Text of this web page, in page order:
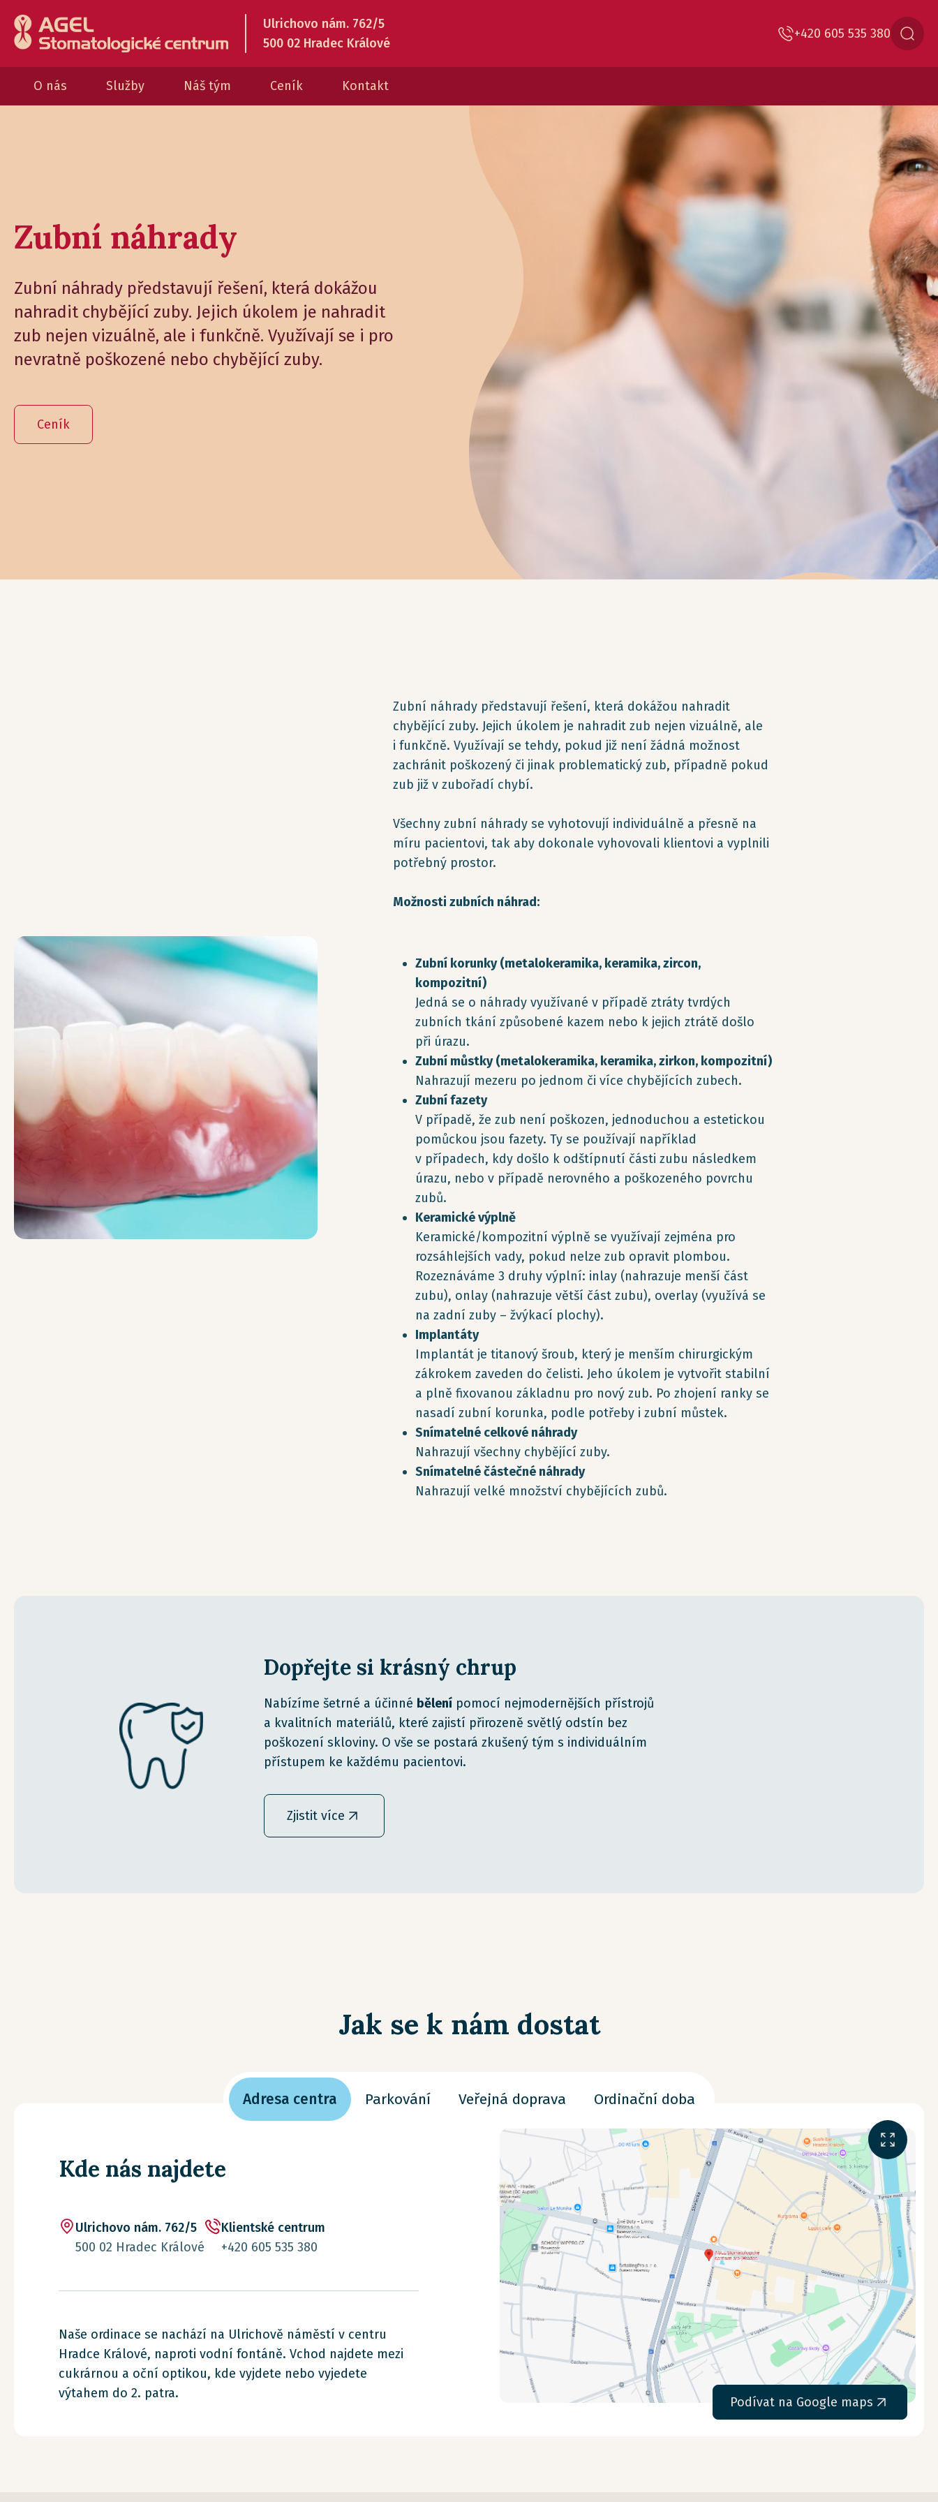
Ulrichovo nám. 762/5
500 02 Hradec Králové
+420 605 535 380
O nás Služby Náš tým Ceník Kontakt
Zubní náhrady
Zubní náhrady představují řešení, která dokážou
nahradit chybějící zuby. Jejich úkolem je nahradit
zub nejen vizuálně, ale i funkčně. Využívají se i pro
nevratně poškozené nebo chybějící zuby.
Ceník
Zubní náhrady představují řešení, která dokážou nahradit
chybějící zuby. Jejich úkolem je nahradit zub nejen vizuálně, ale
i funkčně. Využívají se tehdy, pokud již není žádná možnost
zachránit poškozený či jinak problematický zub, případně pokud
zub již v zubořadí chybí.
Všechny zubní náhrady se vyhotovují individuálně a přesně na
míru pacientovi, tak aby dokonale vyhovovali klientovi a vyplnili
potřebný prostor.
Možnosti zubních náhrad:
Zubní korunky (metalokeramika, keramika, zircon,
kompozitní)
Jedná se o náhrady využívané v případě ztráty tvrdých
zubních tkání způsobené kazem nebo k jejich ztrátě došlo
při úrazu.
Zubní můstky (metalokeramika, keramika, zirkon, kompozitní)
Nahrazují mezeru po jednom či více chybějících zubech.
Zubní fazety
V případě, že zub není poškozen, jednoduchou a estetickou
pomůckou jsou fazety. Ty se používají například
v případech, kdy došlo k odštípnutí části zubu následkem
úrazu, nebo v případě nerovného a poškozeného povrchu
zubů.
Keramické výplně
Keramické/kompozitní výplně se využívají zejména pro
rozsáhlejších vady, pokud nelze zub opravit plombou.
Rozeznáváme 3 druhy výplní: inlay (nahrazuje menší část
zubu), onlay (nahrazuje větší část zubu), overlay (využívá se
na zadní zuby – žvýkací plochy).
Implantáty
Implantát je titanový šroub, který je menším chirurgickým
zákrokem zaveden do čelisti. Jeho úkolem je vytvořit stabilní
a plně fixovanou základnu pro nový zub. Po zhojení ranky se
nasadí zubní korunka, podle potřeby i zubní můstek.
Snímatelné celkové náhrady
Nahrazují všechny chybějící zuby.
Snímatelné částečné náhrady
Nahrazují velké množství chybějících zubů.
Dopřejte si krásný chrup
Nabízíme šetrné a účinné bělení pomocí nejmodernějších přístrojů
a kvalitních materiálů, které zajistí přirozeně světlý odstín bez
poškození skloviny. O vše se postará zkušený tým s individuálním
přístupem ke každému pacientovi.
Zjistit více
Jak se k nám dostat
Adresa centra Parkování Veřejná doprava Ordinační doba
Kde nás najdete
Ulrichovo nám. 762/5
500 02 Hradec Králové
Klientské centrum
+420 605 535 380
Naše ordinace se nachází na Ulrichově náměstí v centru
Hradce Králové, naproti vodní fontáně. Vchod najdete mezi
cukrárnou a oční optikou, kde vyjdete nebo vyjedete
výtahem do 2. patra.
Podívat na Google maps